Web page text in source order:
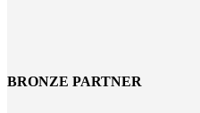
BRONZE PARTNER